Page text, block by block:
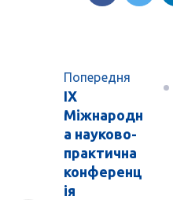
Попередня
IХ
Міжнародн
а науково-
практична
конференц
ія